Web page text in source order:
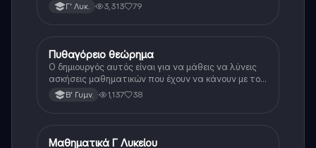
Γ' Λυκ. 3,313 79
Μαθηματικά
Πυθαγόρειο θεώρημα
Ο δημιουργός αυτός είναι για να μάθεις να λύνεις
ασκήσεις μαθηματικών που έχουν να κάνουν με το
πυθαγόρειο θεώρημα. Αν διαβάσεις την θεωρία και
μπορέσεις να την κατανοήσεις είμαι σίγουρη ότι θα
Β' Γυμν. 1,137 38
Μαθηματικά
Μαθηματικά Γ Λυκείου